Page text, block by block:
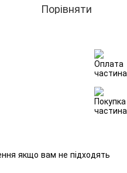
Порівняти
якщо вам не підходять